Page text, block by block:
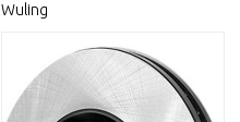
Wuling